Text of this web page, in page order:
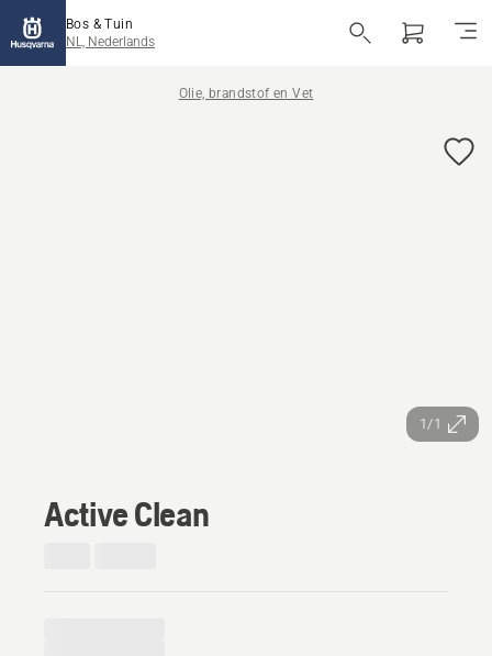
Bos & Tuin
NL, Nederlands
Olie, brandstof en Vet
1/1
Active Clean